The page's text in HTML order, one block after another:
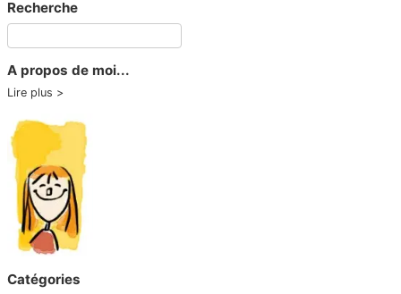
Recherche
A propos de moi...
Lire plus
Catégories